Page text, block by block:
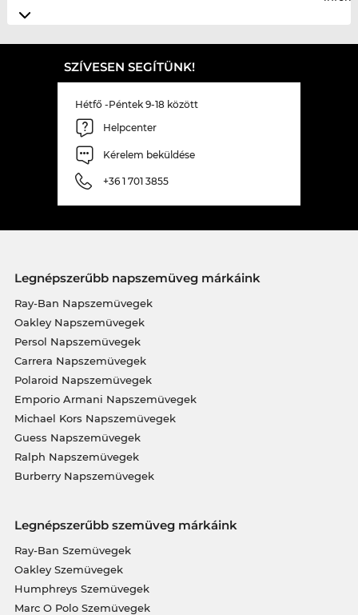
SZÍVESEN SEGÍTÜNK!
Hétfő -Péntek 9-18 között
Helpcenter
Kérelem beküldése
+36 1 701 3855
Legnépszerűbb napszemüveg márkáink
Ray-Ban Napszemüvegek
Oakley Napszemüvegek
Persol Napszemüvegek
Carrera Napszemüvegek
Polaroid Napszemüvegek
Emporio Armani Napszemüvegek
Michael Kors Napszemüvegek
Guess Napszemüvegek
Ralph Napszemüvegek
Burberry Napszemüvegek
Legnépszerűbb szemüveg márkáink
Ray-Ban Szemüvegek
Oakley Szemüvegek
Humphreys Szemüvegek
Marc O Polo Szemüvegek